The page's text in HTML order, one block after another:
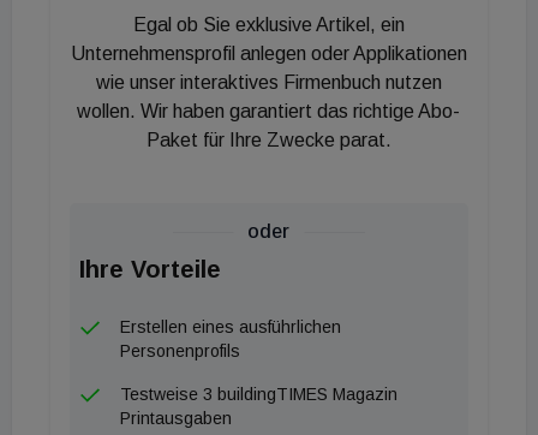
Egal ob Sie exklusive Artikel, ein
Unternehmensprofil anlegen oder Applikationen
wie unser interaktives Firmenbuch nutzen
wollen. Wir haben garantiert das richtige Abo-
Paket für Ihre Zwecke parat.
oder
Ihre Vorteile
Erstellen eines ausführlichen
Personenprofils
Testweise 3 buildingTIMES Magazin
Printausgaben